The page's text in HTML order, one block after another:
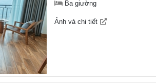
Ba giường
Ảnh và chi tiết